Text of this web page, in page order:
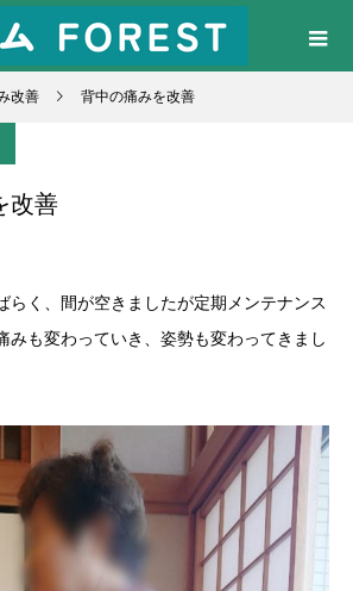
改善 背中の痛みを改善
改善
らく、間が空きましたが定期メンテナンス
みも変わっていき、姿勢も変わってきまし